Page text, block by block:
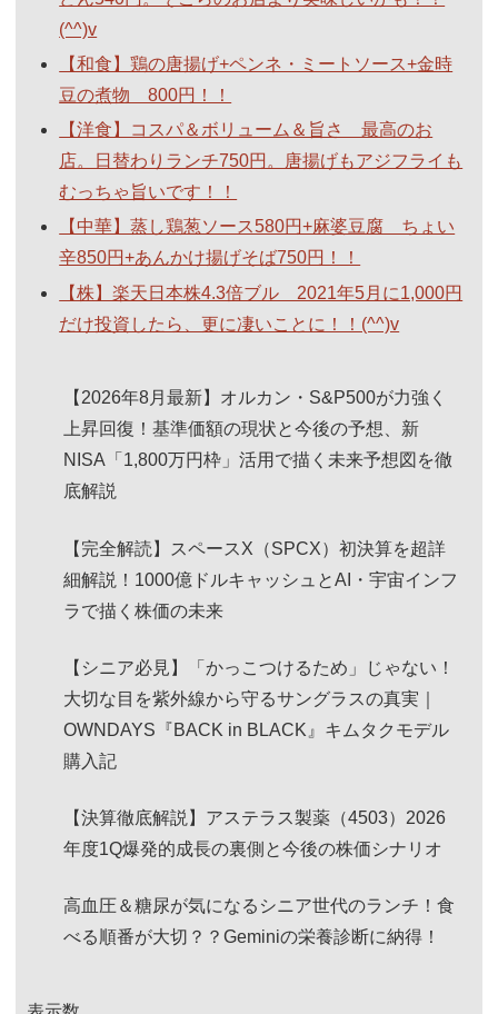
(^^)v
【和食】鶏の唐揚げ+ペンネ・ミートソース+金時
豆の煮物 800円！！
【洋食】コスパ＆ボリューム＆旨さ 最高のお
店。日替わりランチ750円。唐揚げもアジフライも
むっちゃ旨いです！！
【中華】蒸し鶏葱ソース580円+麻婆豆腐 ちょい
辛850円+あんかけ揚げそば750円！！
【株】楽天日本株4.3倍ブル 2021年5月に1,000円
だけ投資したら、更に凄いことに！！(^^)v
【2026年8月最新】オルカン・S&P500が力強く
上昇回復！基準価額の現状と今後の予想、新
NISA「1,800万円枠」活用で描く未来予想図を徹
底解説
【完全解読】スペースX（SPCX）初決算を超詳
細解説！1000億ドルキャッシュとAI・宇宙インフ
ラで描く株価の未来
【シニア必見】「かっこつけるため」じゃない！
大切な目を紫外線から守るサングラスの真実｜
OWNDAYS『BACK in BLACK』キムタクモデル
購入記
【決算徹底解説】アステラス製薬（4503）2026
年度1Q爆発的成長の裏側と今後の株価シナリオ
高血圧＆糖尿が気になるシニア世代のランチ！食
べる順番が大切？？Geminiの栄養診断に納得！